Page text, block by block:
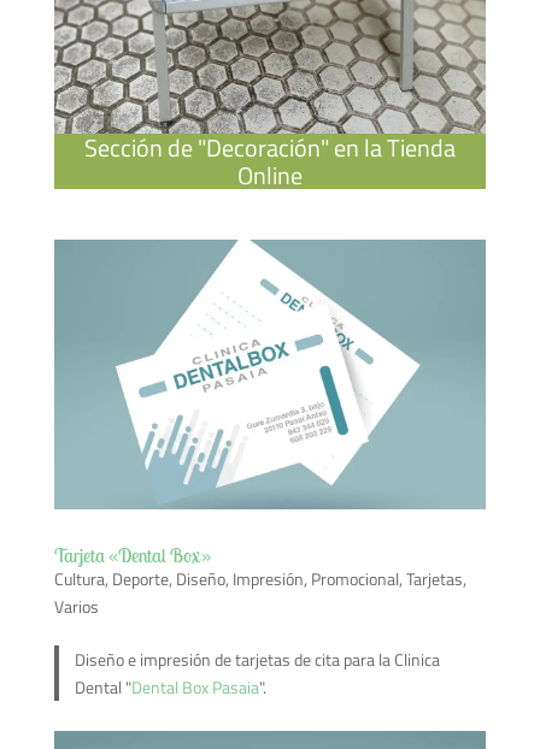
Sección de "Decoración" en la Tienda
Online
Tarjeta «Dental Box»
Cultura, Deporte, Diseño, Impresión, Promocional,Tarjetas,
Varios
Diseño e impresión de tarjetas de cita para la Clinica
Dental "Dental Box Pasaia".